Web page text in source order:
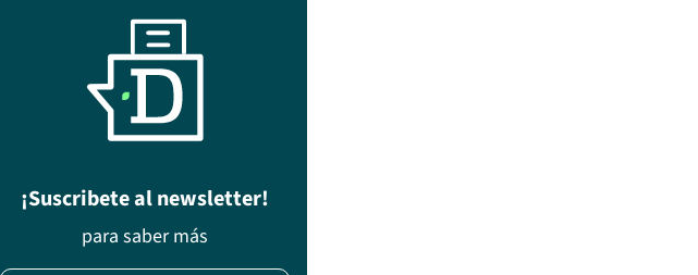
¡Suscribete al newsletter!
para saber más